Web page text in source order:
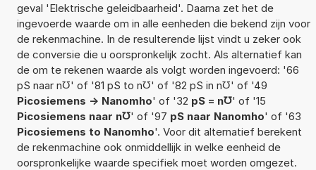
geval 'Elektrische geleidbaarheid'. Daarna zet het de
ingevoerde waarde om in alle eenheden die bekend zijn voor
de rekenmachine. In de resulterende lijst vindt u zeker ook
de conversie die u oorspronkelijk zocht. Als alternatief kan
de om te rekenen waarde als volgt worden ingevoerd: '66
pS naar n℧' of '81 pS to n℧' of '82 pS in n℧' of '49
Picosiemens -> Nanomho' of '32 pS = n℧' of '15
Picosiemens naar n℧' of '97 pS naar Nanomho' of '63
Picosiemens to Nanomho'. Voor dit alternatief berekent
de rekenmachine ook onmiddellijk in welke eenheid de
oorspronkelijke waarde specifiek moet worden omgezet.